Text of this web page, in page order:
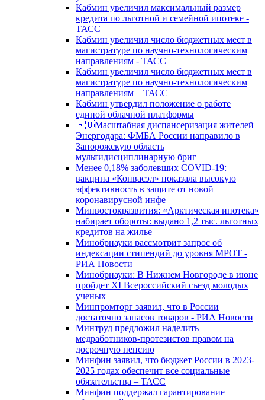
Кабмин увеличил максимальный размер
кредита по льготной и семейной ипотеке -
ТАСС
Кабмин увеличил число бюджетных мест в
магистратуре по научно-технологическим
направлениям - ТАСС
Кабмин увеличил число бюджетных мест в
магистратуре по научно-технологическим
направлениям – ТАСС
Кабмин утвердил положение о работе
единой облачной платформы
🇷🇺Масштабная диспансеризация жителей
Энергодара: ФМБА России направило в
Запорожскую область
мультидисциплинарную бриг
Менее 0,18% заболевших COVID-19:
вакцина «Конвасэл» показала высокую
эффективность в защите от новой
коронавирусной инфе
Минвостокразвития: «Арктическая ипотека»
набирает обороты: выдано 1,2 тыс. льготных
кредитов на жилье
Минобрнауки рассмотрит запрос об
индексации стипендий до уровня МРОТ -
РИА Новости
Минобрнауки: В Нижнем Новгороде в июне
пройдет XI Всероссийский съезд молодых
ученых
Минпромторг заявил, что в России
достаточно запасов товаров - РИА Новости
Минтруд предложил наделить
медработников-протезистов правом на
досрочную пенсию
Минфин заявил, что бюджет России в 2023-
2025 годах обеспечит все социальные
обязательства – ТАСС
Минфин поддержал гарантирование